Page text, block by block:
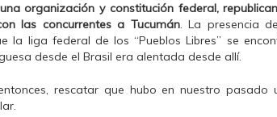
organización y constitución federal,
las concurrentes a Tucumán. La presencia
la liga federal de los “Pueblos Libres” se
desde el Brasil era alentada desde allí.
rescatar que hubo en nuestro